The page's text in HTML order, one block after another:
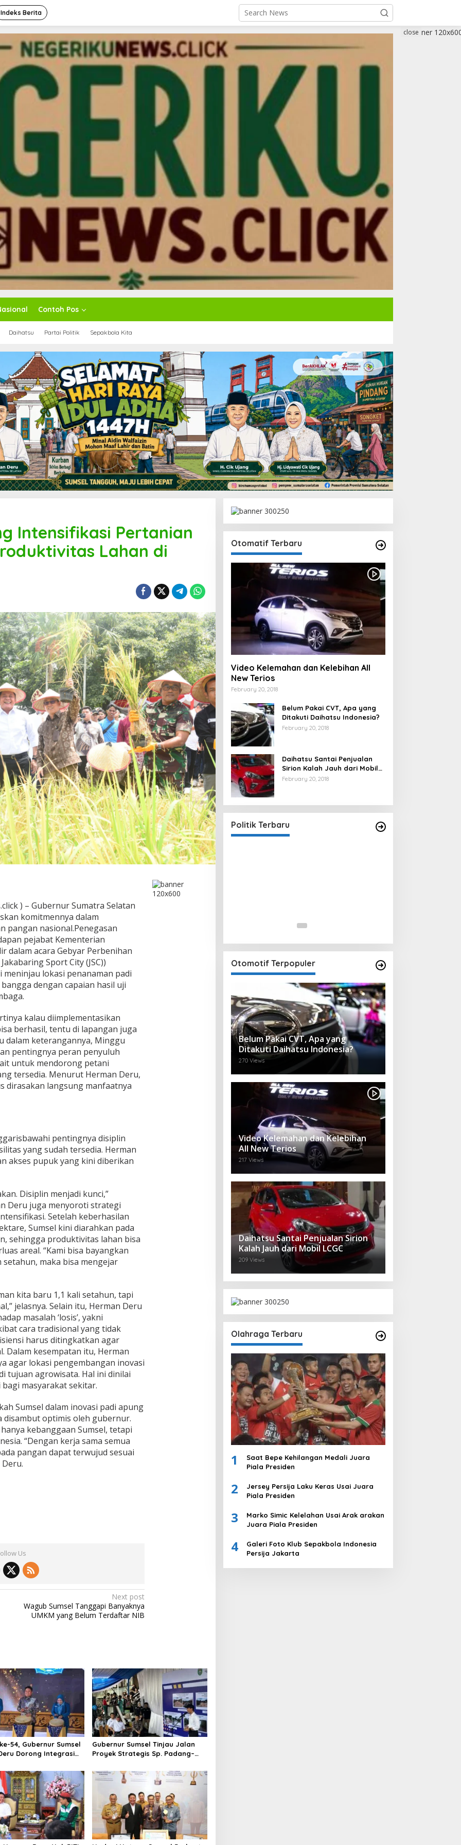
Indeks Berita
Contoh Pos
Daihatsu Partai Politik Sepakbola Kita
close
Intensifikasi Pertanian
Lahan di
) – Gubernur Sumatra Selatan
komitmennya dalam
pangan nasional.Penegasan
pejabat Kementerian
dalam acara Gebyar Perbenihan
Sport City (JSC))
meninjau lokasi penanaman padi
dengan capaian hasil uji
kalau diimplementasikan
berhasil, tentu di lapangan juga
dalam keterangannya, Minggu
pentingnya peran penyuluh
untuk mendorong petani
tersedia. Menurut Herman Deru,
dirasakan langsung manfaatnya
pentingnya disiplin
yang sudah tersedia. Herman
akses pupuk yang kini diberikan
Disiplin menjadi kunci,”
Deru juga menyoroti strategi
Setelah keberhasilan
Sumsel kini diarahkan pada
sehingga produktivitas lahan bisa
areal. “Kami bisa bayangkan
setahun, maka bisa mengejar
kita baru 1,1 kali setahun, tapi
jelasnya. Selain itu, Herman Deru
masalah ‘losis’, yakni
cara tradisional yang tidak
harus ditingkatkan agar
Dalam kesempatan itu, Herman
agar lokasi pengembangan inovasi
tujuan agrowisata. Hal ini dinilai
masyarakat sekitar.
Sumsel dalam inovasi padi apung
optimis oleh gubernur.
kebanggaan Sumsel, tetapi
“Dengan kerja sama semua
pangan dapat terwujud sesuai
Us
Next post
Wagub Sumsel Tanggapi Banyaknya
UMKM yang Belum Terdaftar NIB
ke-54, Gubernur Sumsel
Dorong Integrasi
Gubernur Sumsel Tinjau Jalan
Proyek Strategis Sp. Padang–
Otomatif Terbaru
Video Kelemahan dan Kelebihan All
New Terios
February 20, 2018
Belum Pakai CVT, Apa yang
Ditakuti Daihatsu Indonesia?
February 20, 2018
Daihatsu Santai Penjualan
Sirion Kalah Jauh dari Mobil
LCGC
February 20, 2018
Politik Terbaru
Ini Dia Hubungan Partai Garuda
dengan Gerindra
In Berita, Politik
Strategi PPP Menangkan Duet
Ganjar dan Gus Yasin
In Berita, Politik |
Otomotif Terpopuler
Belum Pakai CVT, Apa yang
Ditakuti Daihatsu Indonesia?
270 Views
Video Kelemahan dan Kelebihan
All New Terios
217 Views
Daihatsu Santai Penjualan Sirion
Kalah Jauh dari Mobil LCGC
209 Views
Olahraga Terbaru
1
Saat Bepe Kehilangan Medali Juara
Piala Presiden
2
Jersey Persija Laku Keras Usai Juara
Piala Presiden
3
Marko Simic Kelelahan Usai Arak arakan
Juara Piala Presiden
4
Galeri Foto Klub Sepakbola Indonesia
Persija Jakarta